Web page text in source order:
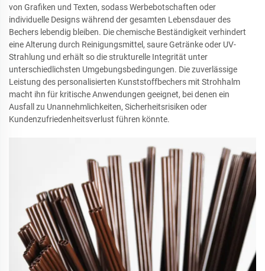
von Grafiken und Texten, sodass Werbebotschaften oder
individuelle Designs während der gesamten Lebensdauer des
Bechers lebendig bleiben. Die chemische Beständigkeit verhindert
eine Alterung durch Reinigungsmittel, saure Getränke oder UV-
Strahlung und erhält so die strukturelle Integrität unter
unterschiedlichsten Umgebungsbedingungen. Die zuverlässige
Leistung des personalisierten Kunststoffbechers mit Strohhalm
macht ihn für kritische Anwendungen geeignet, bei denen ein
Ausfall zu Unannehmlichkeiten, Sicherheitsrisiken oder
Kundenzufriedenheitsverlust führen könnte.